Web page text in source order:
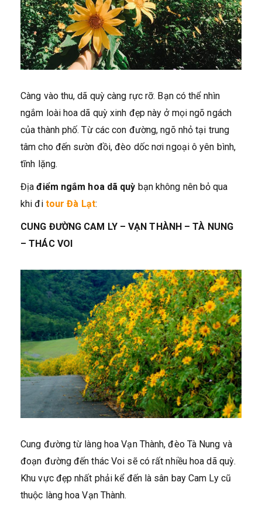
Càng vào thu, dã quỳ càng rực rỡ. Bạn có thể nhìn
ngắm loài hoa dã quỳ xinh đẹp này ở mọi ngõ ngách
của thành phố. Từ các con đường, ngõ nhỏ tại trung
tâm cho đến sườn đồi, đèo dốc nơi ngoại ô yên bình,
tĩnh lặng.
Địađiểm ngắm hoa dã quỳ bạn không nên bỏ qua
khi đi tour Đà Lạt:
CUNG ĐƯỜNG CAM LY – VẠN THÀNH – TÀ NUNG
– THÁC VOI
Cung đường từ làng hoa Vạn Thành, đèo Tà Nung và
đoạn đường đến thác Voi sẽ có rất nhiều hoa dã quỳ.
Khu vực đẹp nhất phải kể đến là sân bay Cam Ly cũ
thuộc làng hoa Vạn Thành.